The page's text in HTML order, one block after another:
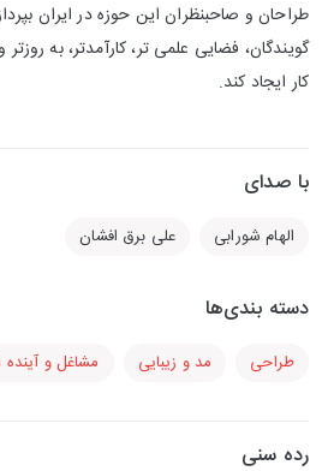
طراحان و صاحبنظران این حوزه در ایران
گویندگان، فضایی علمی تر، کارآمدتر، به
کار ایجاد کند.
با صدای
الهام شورابی علی برق افشان
دسته بندی‌ها
طراحی مد و زیبایی مشاغل و
رده سنی